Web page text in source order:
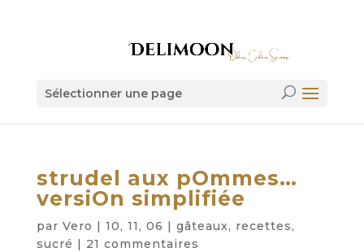
Sélectionner une page
strudel aux pOmmes…
versiOn simplifiée
par Vero | 10, 11, 06 | gâteaux, recettes,
sucré | 21 commentaires